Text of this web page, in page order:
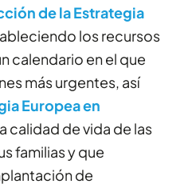
de la Estrategia
los recursos
calendario en el que
más urgentes, así
Europea en
calidad de vida de las
familias y que
de